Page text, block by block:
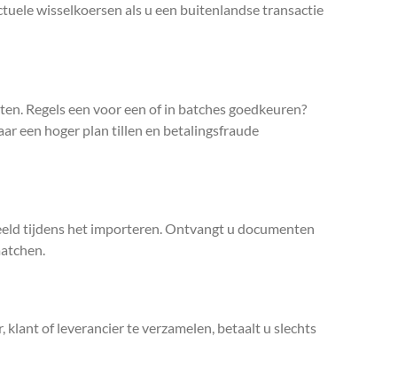
wisselkoersen als u een buitenlandse transactie
Regels een voor een of in batches goedkeuren?
een hoger plan tillen en betalingsfraude
tijdens het importeren. Ontvangt u documenten
of leverancier te verzamelen, betaalt u slechts